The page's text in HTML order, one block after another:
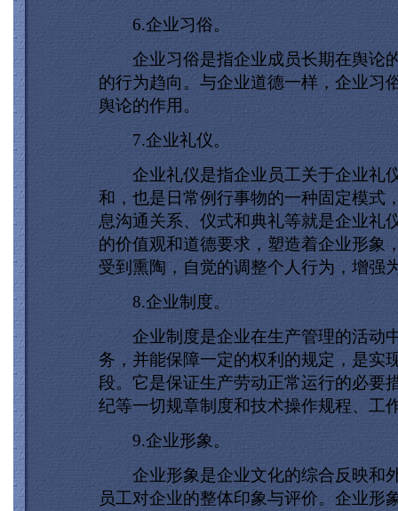
6.企业习俗。
企业习俗是指企业成员长期在舆论
的行为趋向。与企业道德一样，企业习
舆论的作用。
7.企业礼仪。
企业礼仪是指企业员工关于企业礼
和，也是日常例行事物的一种固定模式
息沟通关系、仪式和典礼等就是企业礼
的价值观和道德要求，塑造着企业形象
受到熏陶，自觉的调整个人行为，增强
8.企业制度。
企业制度是企业在生产管理的活动
务，并能保障一定的权利的规定，是实
段。它是保证生产劳动正常运行的必要
纪等一切规章制度和技术操作规程、工
9.企业形象。
企业形象是企业文化的综合反映和
员工对企业的整体印象与评价。企业形